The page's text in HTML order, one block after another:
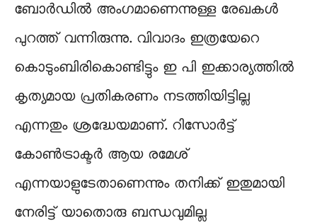
ബോർഡിൽ അംഗമാണെന്നുള്ള രേഖകൾ
പുറത്ത് വന്നിരുന്നു. വിവാദം ഇത്രയേറെ
കൊടുംബിരികൊണ്ടിട്ടും ഇ പി ഇക്കാര്യത്തിൽ
കൃത്യമായ പ്രതികരണം നടത്തിയിട്ടില്ല
എന്നതും ശ്രദ്ധേയമാണ്. റിസോർട്ട്
കോൺട്രാക്ടർ ആയ രമേശ്‌
എന്നയാളുടേതാണെന്നും തനിക്ക് ഇതുമായി
നേരിട്ട് യാതൊരു ബന്ധവുമില്ല